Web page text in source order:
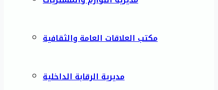
مكتب العلاقات العامة والثقافية
مديرية الرقابة الداخلية